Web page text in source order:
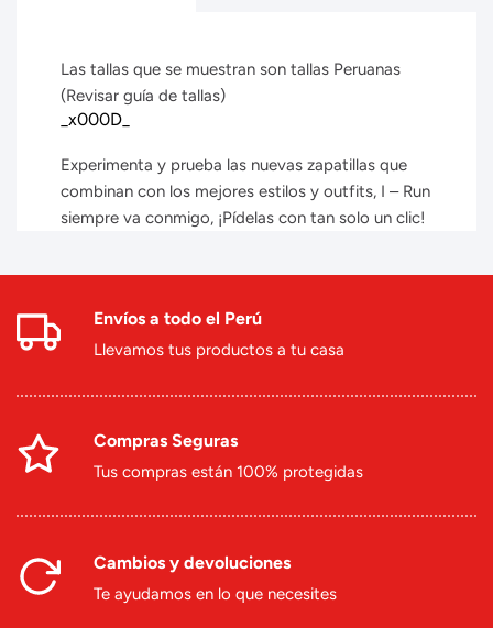
Las tallas que se muestran son tallas Peruanas
(Revisar guía de tallas)
_x000D_
Experimenta y prueba las nuevas zapatillas que
combinan con los mejores estilos y outfits, I – Run
siempre va conmigo, ¡Pídelas con tan solo un clic!
Envíos a todo el Perú
Llevamos tus productos a tu casa
Compras Seguras
Tus compras están 100% protegidas
Cambios y devoluciones
Te ayudamos en lo que necesites